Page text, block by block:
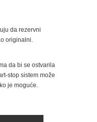
da rezervni
originalni.
da bi se ostvarila
stop sistem može
je moguće.